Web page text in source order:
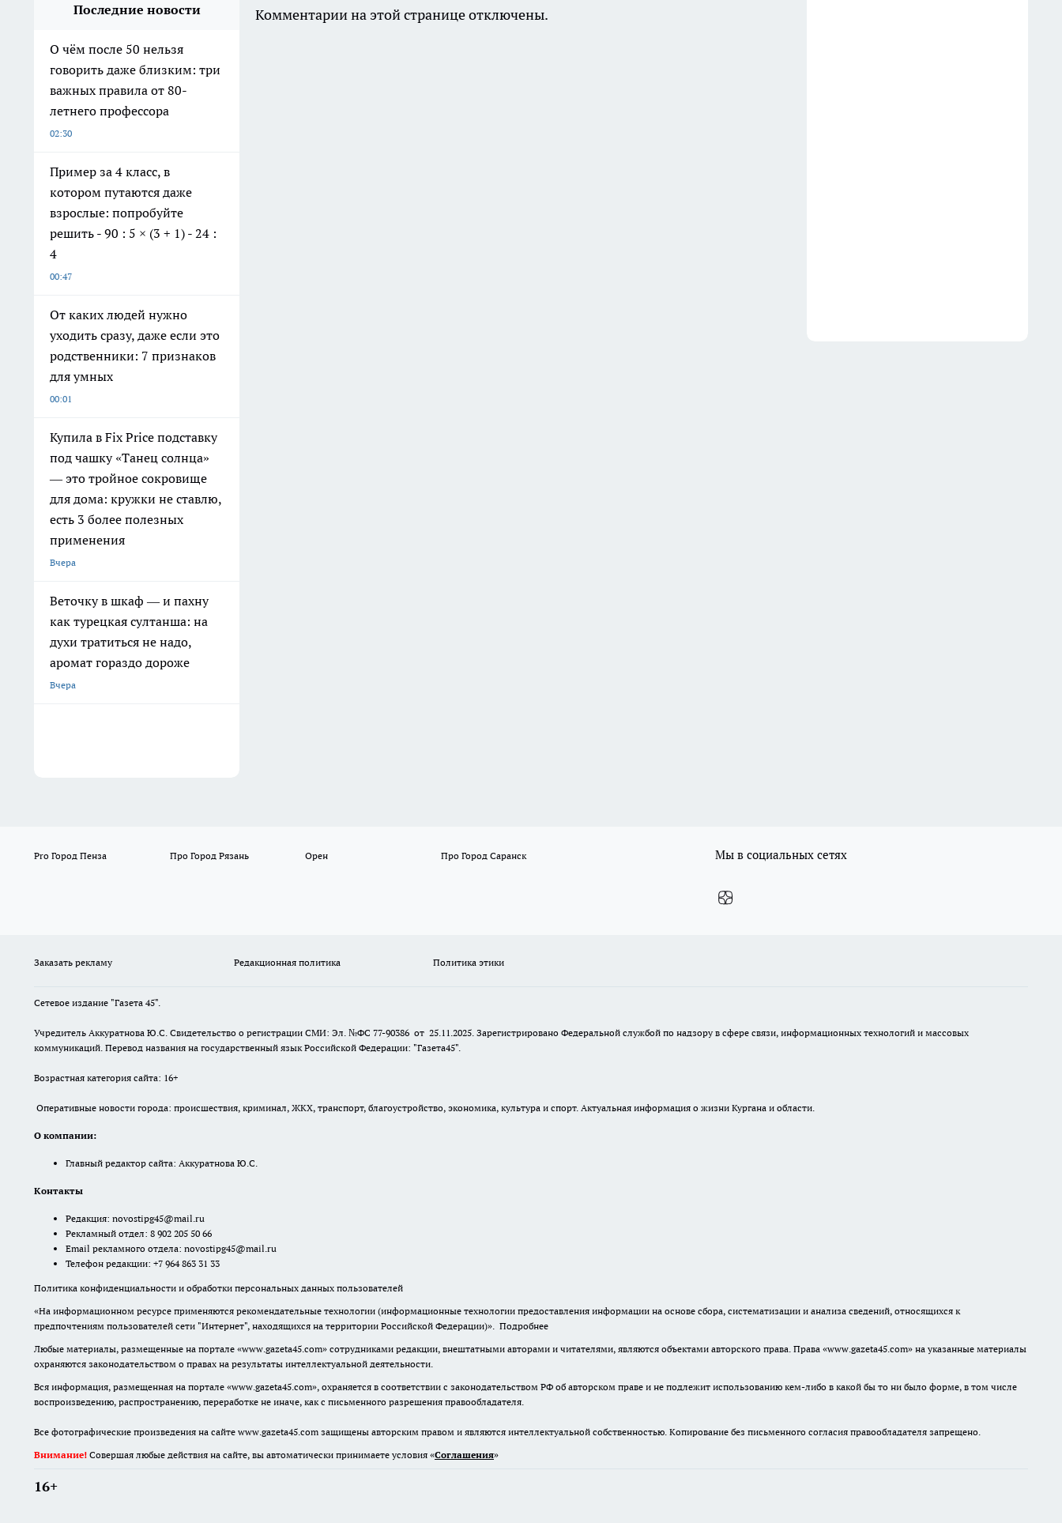
Последние новости
О чём после 50 нельзя
говорить даже близким: три
важных правила от 80-
летнего профессора
02:30
Пример за 4 класс, в
котором путаются даже
взрослые: попробуйте
решить - 90 : 5 × (3 + 1) - 24 :
4
00:47
От каких людей нужно
уходить сразу, даже если это
родственники: 7 признаков
для умных
00:01
Купила в Fix Price подставку
под чашку «Танец солнца»
— это тройное сокровище
для дома: кружки не ставлю,
есть 3 более полезных
применения
Вчера
Веточку в шкаф — и пахну
как турецкая султанша: на
духи тратиться не надо,
аромат гораздо дороже
Вчера
Комментарии на этой странице отключены.
Pro Город Пенза Про Город Рязань Орен Про Город Саранск Мы в социальных сетях
Заказать рекламу Редакционная политика Политика этики
Сетевое издание "Газета 45".
Учредитель Аккуратнова Ю.С. Свидетельство о регистрации СМИ: Эл. №ФС 77-90386 от 25.11.2025. Зарегистрировано Федеральной службой по надзору в сфере связи, информационных технологий и массовых
коммуникаций. Перевод названия на государственный язык Российской Федерации: "Газета45".
Возрастная категория сайта: 16+
Оперативные новости города: происшествия, криминал, ЖКХ, транспорт, благоустройство, экономика, культура и спорт. Актуальная информация о жизни Кургана и области.
О компании:
Главный редактор сайта: Аккуратнова Ю.С.
Контакты
Редакция: novostipg45@mail.ru
Рекламный отдел: 8 902 205 50 66
Email рекламного отдела: novostipg45@mail.ru
Телефон редакции: +7 964 863 31 33
Политика конфиденциальности и обработки персональных данных пользователей
«На информационном ресурсе применяются рекомендательные технологии (информационные технологии предоставления информации на основе сбора, систематизации и анализа сведений, относящихся к
предпочтениям пользователей сети "Интернет", находящихся на территории Российской Федерации)». Подробнее
Любые материалы, размещенные на портале «www.gazeta45.com» сотрудниками редакции, внештатными авторами и читателями, являются объектами авторского права. Права «www.gazeta45.com» на указанные материалы
охраняются законодательством о правах на результаты интеллектуальной деятельности.
Вся информация, размещенная на портале «www.gazeta45.com», охраняется в соответствии с законодательством РФ об авторском праве и не подлежит использованию кем-либо в какой бы то ни было форме, в том числе
воспроизведению, распространению, переработке не иначе, как с письменного разрешения правообладателя.
Все фотографические произведения на сайте www.gazeta45.com защищены авторским правом и являются интеллектуальной собственностью. Копирование без письменного согласия правообладателя запрещено.
Внимание! Совершая любые действия на сайте, вы автоматически принимаете условия «Cоглашения»
16+